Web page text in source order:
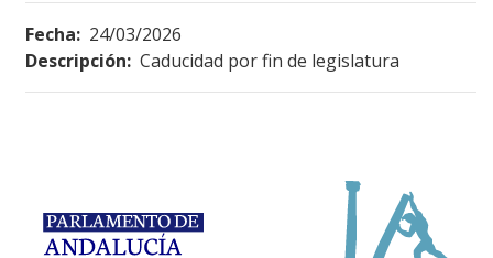
Fecha: 24/03/2026
Descripción: Caducidad por fin de legislatura